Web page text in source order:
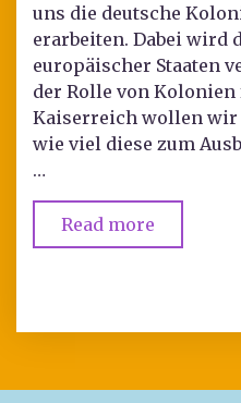
uns die deutsche
erarbeiten. Dabei wird
europäischer Staaten
der Rolle von Kolonien
Kaiserreich wollen wir
wie viel diese zum
…
Read more